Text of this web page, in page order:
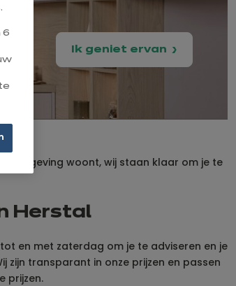
Ik geniet ervan
omgeving woont, wij staan klaar om je te
Herstal
en met zaterdag om je te adviseren en je
transparant in onze prijzen en passen
prijzen.
6